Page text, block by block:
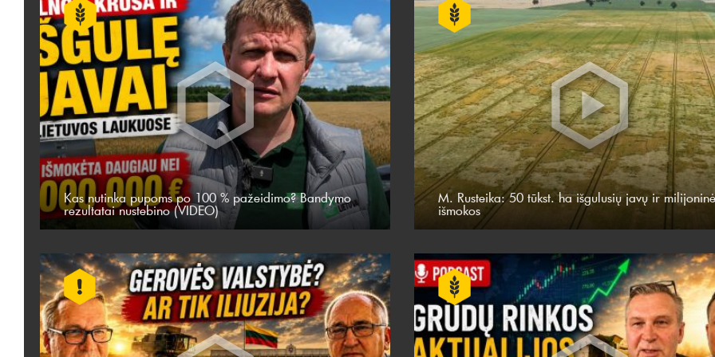
Kas nutinka pupoms po 100 % pažeidimo? Bandymo
rezultatai nustebino (VIDEO)
M. Rusteika: 50 tūkst. ha išgulusių javų ir
išmokos